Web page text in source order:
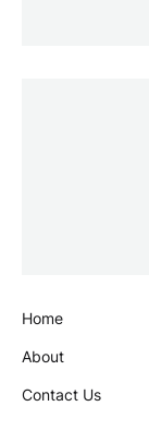
Home
About
Contact Us